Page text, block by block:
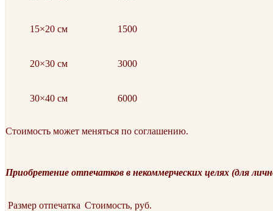
15×20 см 1500
20×30 см 3000
30×40 см 6000
Стоимость может меняться по соглашению.
Приобретение отпечатков в некоммерческих целях (для
Размер отпечатка Стоимость, руб.